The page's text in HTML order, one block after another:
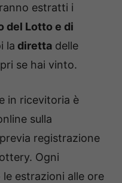
estratti i
del Lotto e di
la diretta delle
se hai vinto.
in ricevitoria è
sulla
registrazione
Ogni
estrazioni alle ore